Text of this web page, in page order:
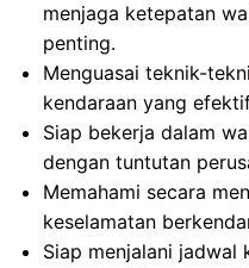
menjaga ketepatan
penting.
Menguasai teknik-
kendaraan yang
Siap bekerja dalam
dengan tuntutan
Memahami secara
keselamatan
Siap menjalani jadwal